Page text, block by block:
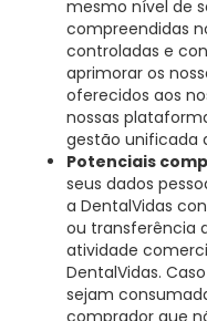
mesmo nível de
compreendidas
controladas e
aprimorar os
oferecidos aos
nossas
gestão unificada
Potenciais
seus dados
a DentalVidas
ou transferência
atividade
DentalVidas.
sejam
comprador que